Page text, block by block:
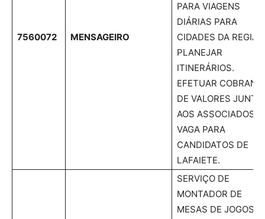
7560072 MENSAGEIRO
PARA VIAGENS
DIÁRIAS PARA
CIDADES DA REGIÃO.
PLANEJAR
ITINERÁRIOS.
EFETUAR
DE VALORES JUNTO
AOS ASSOCIADOS.
VAGA PARA
CANDIDATOS DE
LAFAIETE.
SERVIÇO DE
MONTADOR DE
MESAS DE JOGOS,